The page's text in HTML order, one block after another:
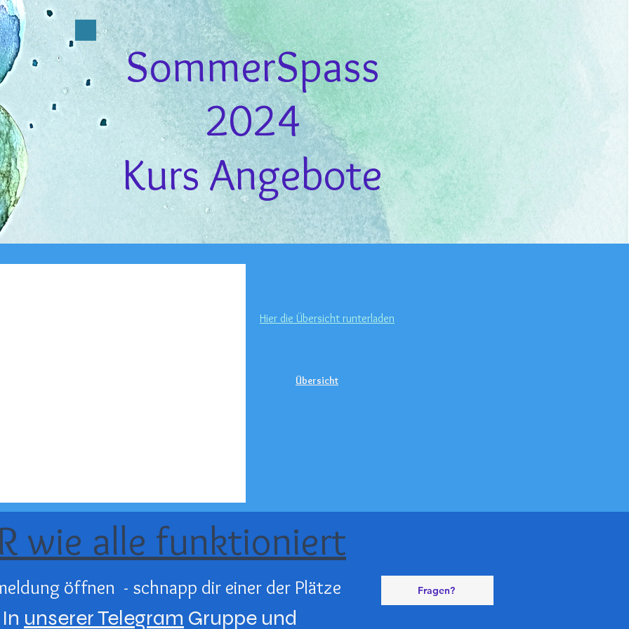
SommerSpass
2024
Kurs Angebote
Hier die Übersicht runterladen
Übersicht
wie alle funktioniert
öffnen - schnapp dir einer der Plätze Fragen?
In unserer Telegram Gruppe und